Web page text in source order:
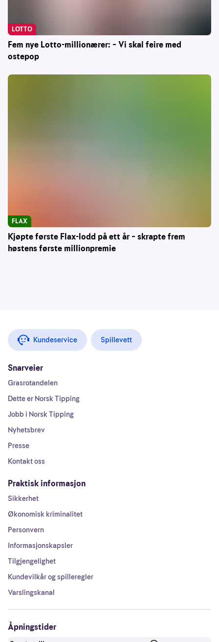
Fem nye Lotto-millionærer: – Vi skal feire med
ostepop
LOTTO
Kjøpte første Flax-lodd på ett år – skrapte frem
høstens første millionpremie
FLAX
Kundeservice Spillevett
Snarveier
Grasrotandelen
Dette er Norsk Tipping
Jobb i Norsk Tipping
Nyhetsbrev
Presse
Kontakt oss
Praktisk informasjon
Sikkerhet
Økonomisk kriminalitet
Personvern
Informasjonskapsler
Tilgjengelighet
Kundevilkår og spilleregler
Varslingskanal
Åpningstider